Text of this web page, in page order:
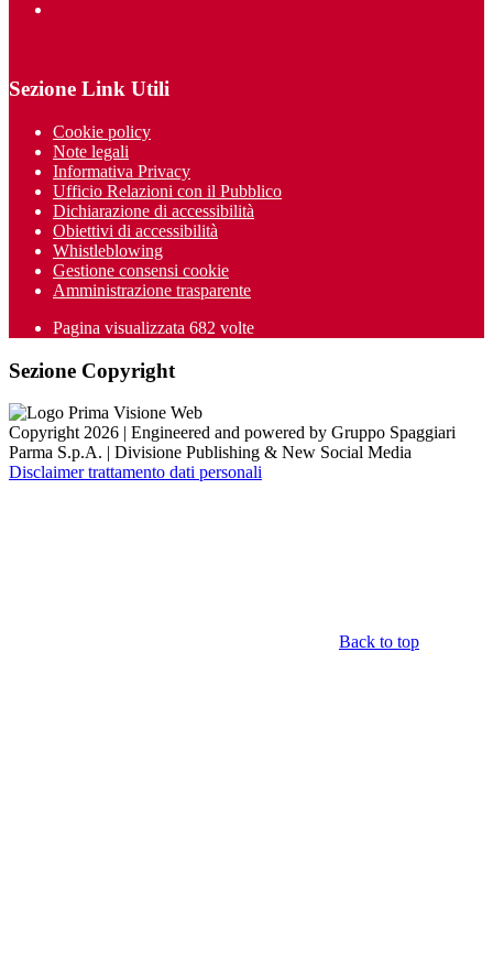
Sezione Link Utili
Cookie policy
Note legali
Informativa Privacy
Ufficio Relazioni con il Pubblico
Dichiarazione di accessibilità
Obiettivi di accessibilità
Whistleblowing
Gestione consensi cookie
Amministrazione trasparente
Pagina visualizzata 682 volte
Sezione Copyright
Copyright 2026 | Engineered and powered by Gruppo Spaggiari
Parma S.p.A. | Divisione Publishing & New Social Media
Disclaimer trattamento dati personali
Back to top